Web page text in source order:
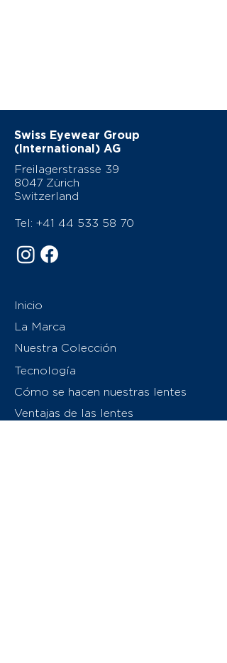
Swiss Eyewear Group
(International) AG
Freilagerstrasse 39
8047 Zürich
Switzerland
Tel: +41 44 533 58 70
Inicio
La Marca
Nuestra Colección
Tecnología
Cómo se hacen nuestras lentes
Ventajas de las lentes